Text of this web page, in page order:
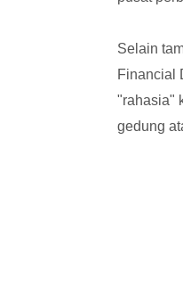
Selain
Financial
"rahasia"
gedung